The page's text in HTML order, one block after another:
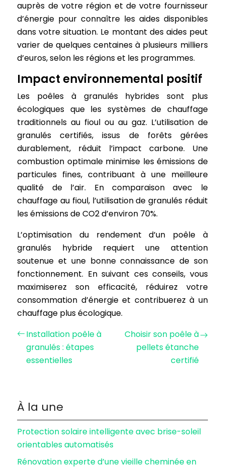
auprès de votre région et de votre fournisseur
d’énergie pour connaître les aides disponibles
dans votre situation. Le montant des aides peut
varier de quelques centaines à plusieurs milliers
d’euros, selon les régions et les programmes.
Impact environnemental positif
Les poêles à granulés hybrides sont plus
écologiques que les systèmes de chauffage
traditionnels au fioul ou au gaz. L’utilisation de
granulés certifiés, issus de forêts gérées
durablement, réduit l’impact carbone. Une
combustion optimale minimise les émissions de
particules fines, contribuant à une meilleure
qualité de l’air. En comparaison avec le
chauffage au fioul, l’utilisation de granulés réduit
les émissions de CO2 d’environ 70%.
L’optimisation du rendement d’un poêle à
granulés hybride requiert une attention
soutenue et une bonne connaissance de son
fonctionnement. En suivant ces conseils, vous
maximiserez son efficacité, réduirez votre
consommation d’énergie et contribuerez à un
chauffage plus écologique.
Installation poêle à
granulés : étapes
essentielles
Choisir son poêle à
pellets étanche
certifié
À la une
Protection solaire intelligente avec brise-soleil
orientables automatisés
Rénovation experte d’une vieille cheminée en